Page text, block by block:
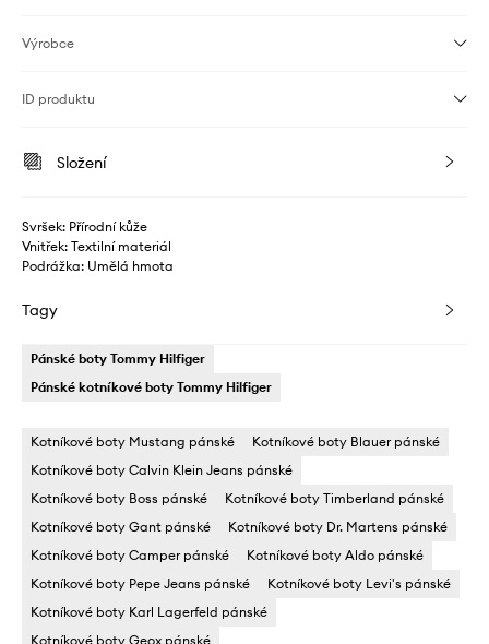
Výrobce
ID produktu
Složení
Svršek: Přírodní kůže
Vnitřek: Textilní materiál
Podrážka: Umělá hmota
Tagy
Pánské boty Tommy Hilfiger
Pánské kotníkové boty Tommy Hilfiger
Kotníkové boty Mustang pánské
Kotníkové boty Blauer pánské
Kotníkové boty Calvin Klein Jeans pánské
Kotníkové boty Boss pánské
Kotníkové boty Timberland pánské
Kotníkové boty Gant pánské
Kotníkové boty Dr. Martens pánské
Kotníkové boty Camper pánské
Kotníkové boty Aldo pánské
Kotníkové boty Pepe Jeans pánské
Kotníkové boty Levi's pánské
Kotníkové boty Karl Lagerfeld pánské
Kotníkové boty Geox pánské